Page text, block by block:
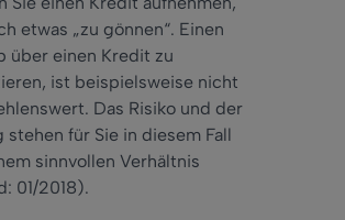
etwas „zu gönnen“. Einen
über einen Kredit zu
ist beispielsweise nicht
Das Risiko und der
stehen für Sie in diesem Fall
sinnvollen Verhältnis
01/2018).